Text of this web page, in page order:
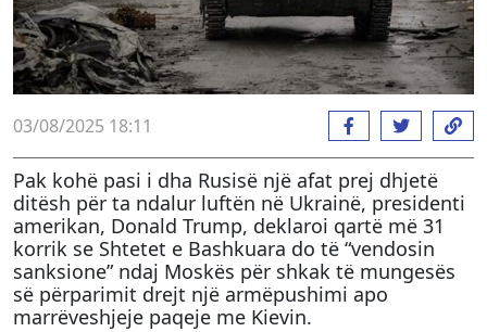
03/08/2025 18:11
Pak kohë pasi i dha Rusisë një afat prej dhjetë
ditësh për ta ndalur luftën në Ukrainë, presidenti
amerikan, Donald Trump, deklaroi qartë më 31
korrik se Shtetet e Bashkuara do të “vendosin
sanksione” ndaj Moskës për shkak të mungesës
së përparimit drejt një armëpushimi apo
marrëveshjeje paqeje me Kievin.